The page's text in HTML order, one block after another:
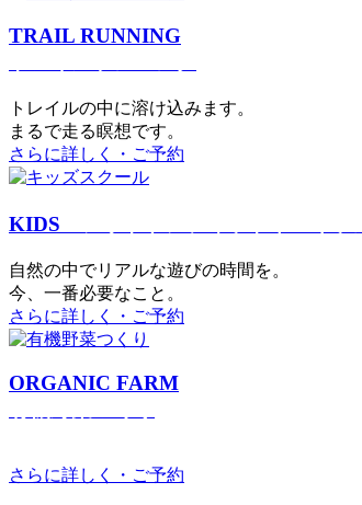
TRAIL RUNNING
トレイルの中に溶け込みます。
まるで⾛る瞑想です。
さらに詳しく・ご予約
KIDS
⾃然の中でリアルな遊びの時間を。
今、⼀番必要なこと。
さらに詳しく・ご予約
ORGANIC FARM
さらに詳しく・ご予約